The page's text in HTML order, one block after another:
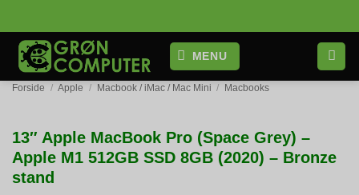
til
indhold
MENU
Forside / Apple / Macbook / iMac / Mac Mini / Macbooks
13″ Apple MacBook Pro (Space Grey) –
Apple M1 512GB SSD 8GB (2020) – Bronze
stand